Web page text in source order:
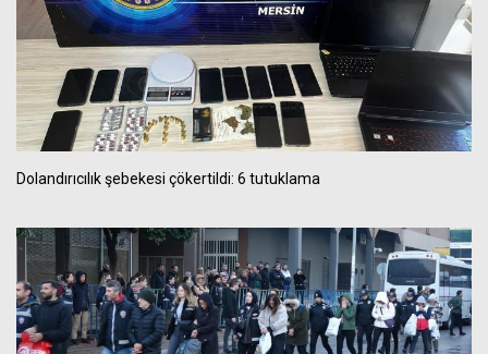
Dolandırıcılık şebekesi çökertildi: 6 tutuklama